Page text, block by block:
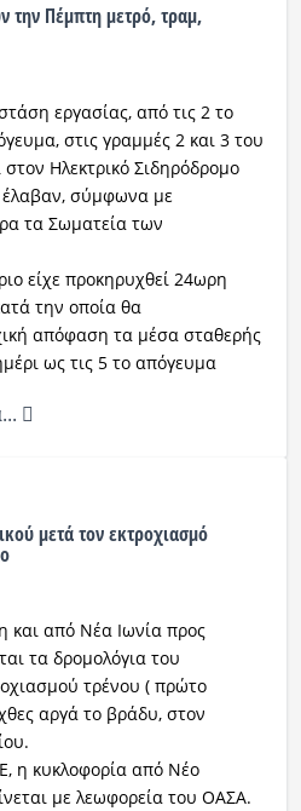
την Πέμπτη μετρό, τραμ,
εργασίας, από τις 2 το
στις γραμμές 2 και 3 του
Ηλεκτρικό Σιδηρόδρομο
σύμφωνα με
τα Σωματεία των
είχε προκηρυχθεί 24ωρη
την οποία θα
απόφαση τα μέσα σταθερής
ως τις 5 το απόγευμα
μετά τον εκτροχιασμό
και από Νέα Ιωνία προς
τα δρομολόγια του
τρένου ( πρώτο
αργά το βράδυ, στον
η κυκλοφορία από Νέο
με λεωφορεία του ΟΑΣΑ.